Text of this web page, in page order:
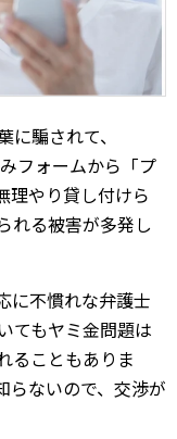
騙されて、
フォームから「プ
理やり貸し付けら
れる被害が多発し
に不慣れな弁護士
てもヤミ金問題は
ることもありま
らないので、交渉が